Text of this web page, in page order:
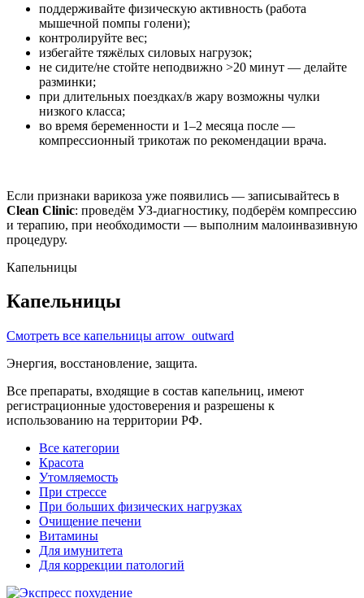
поддерживайте физическую активность (работа
мышечной помпы голени);
контролируйте вес;
избегайте тяжёлых силовых нагрузок;
не сидите/не стойте неподвижно >20 минут — делайте
разминки;
при длительных поездках/в жару возможны чулки
низкого класса;
во время беременности и 1–2 месяца после —
компрессионный трикотаж по рекомендации врача.
Если признаки варикоза уже появились — записывайтесь в
Clean Clinic: проведём УЗ-диагностику, подберём компрессию
и терапию, при необходимости — выполним малоинвазивную
процедуру.
Капельницы
Капельницы
Смотреть все капельницы arrow_outward
Энергия, восстановление, защита.
Все препараты, входящие в состав капельниц, имеют
регистрационные удостоверения и разрешены к
использованию на территории РФ.
Все категории
Красота
Утомляемость
При стрессе
При больших физических нагрузках
Очищение печени
Витамины
Для имунитета
Для коррекции патологий